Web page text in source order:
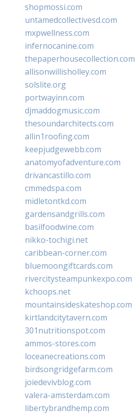
shopmossi.com
untamedcollectivesd.com
mxpwellness.com
infernocanine.com
thepaperhousecollection.com
allisonwillisholley.com
solslite.org
portwayinn.com
djmaddogmusic.com
thesoundarchitects.com
allin1roofing.com
keepjudgewebb.com
anatomyofadventure.com
drivancastillo.com
cmmedspa.com
midletontkd.com
gardensandgrills.com
basilfoodwine.com
nikko-tochigi.net
caribbean-corner.com
bluemoongiftcards.com
rivercitysteampunkexpo.com
kchoops.net
mountainsideskateshop.com
kirtlandcitytavern.com
301nutritionspot.com
ammos-stores.com
loceanecreations.com
birdsongridgefarm.com
joiedevivblog.com
valera-amsterdam.com
libertybrandhemp.com